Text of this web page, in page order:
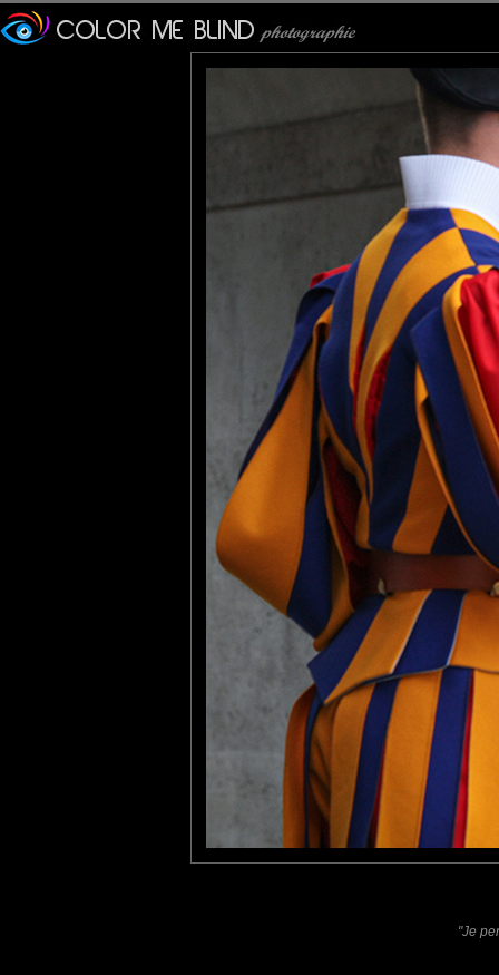
"Je
La Garde suisse
sécurité du Pape et du
Créée le 22 janvier 1506
des plus petites armées
tous citoyens suisses
centimètres et être au
L'uniforme n'a pas été
comme le veut la
commandant de la
Laisser un commentaire
Nom
E-mail
Site